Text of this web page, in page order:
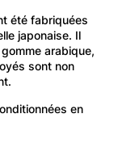
été fabriquées
japonaise. Il
gomme arabique,
sont non
en